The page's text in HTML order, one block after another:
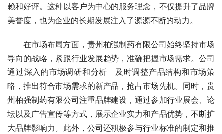
赖和好评。这种以客户为中心的服务理念，不仅提升了品牌
美誉度，也为企业的长期发展注入了源源不断的动力。
在市场布局方面，贵州柏强制药有限公司始终坚持市场
导向的战略，紧跟行业发展趋势，准确把握市场需求。公司
通过深入的市场调研和分析，及时调整产品结构和市场策
略，推出符合市场需求的新产品，抢占市场先机。同时，贵
州柏强制药有限公司注重品牌建设，通过参加行业展会、论
坛以及广告宣传等方式，展示企业实力和产品优势，不断扩
大品牌影响力。此外，公司还积极参与行业标准的制定和推